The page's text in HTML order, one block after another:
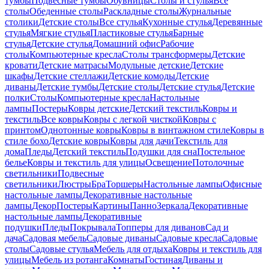
столыОбеденные столыРаскладные столыЖурнальные
столикиДетские столыВсе стульяКухонные стульяДеревянные
стульяМягкие стульяПластиковые стульяБарные
стульяДетские стульяДомашний офисРабочие
столыКомпьютерные креслаСтолы трансформерыДетские
кроватиДетские матрасыМодульные детскиеДетские
шкафыДетские стеллажиДетские комодыДетские
диваныДетские тумбыДетские столыДетские стульяДетские
полкиСтолыКомпьютерные креслаНастольные
лампыПостерыКовры детскиеДетский текстильКовры и
текстильВсе коврыКовры с легкой чисткойКовры с
принтомОднотонные коврыКовры в винтажном стилеКовры в
стиле бохоДетские коврыКовры для дачиТекстиль для
домаПледыДетский текстильПодушки для снаПостельное
бельеКовры и текстиль для улицыОсвещениеПотолочные
светильникиПодвесные
светильникиЛюстрыБраТоршерыНастольные лампыОфисные
настольные лампыДекоративные настольные
лампыДекорПостерыКартиныПанноЗеркалаДекоративные
настольные лампыДекоративные
подушкиПледыПокрывалаТопперы для дивановСад и
дачаСадовая мебельСадовые диваныСадовые креслаСадовые
столыСадовые стульяМебель для отдыхаКовры и текстиль для
улицыМебель из ротангаКомнатыГостинаяДиваны и